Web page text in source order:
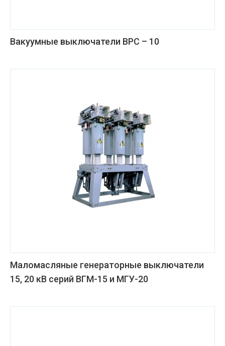
Вакуумные выключатели ВРС – 10
Маломасляные генераторные выключатели
15, 20 кВ серий ВГМ-15 и МГУ-20